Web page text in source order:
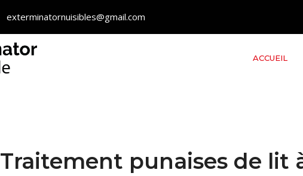
exterminatornuisibles@gmail.com
ACCUEIL
Traitement punaises de lit